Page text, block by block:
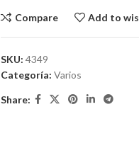
Compare Add to
SKU: 4349
Categoría: Varios
Share: